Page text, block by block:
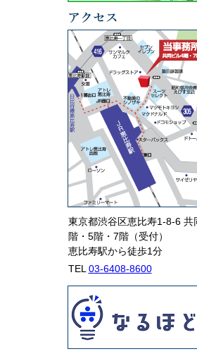
東京都渋谷区恵比寿1-8-6 共
階・5階・7階（受付）
恵比寿駅から徒歩1分
TEL 03-6408-8600